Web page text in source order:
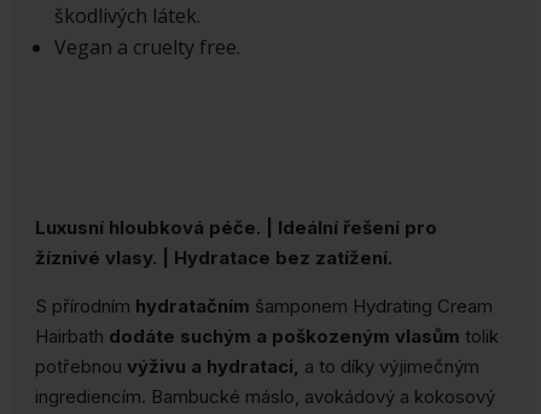
škodlivých látek.
Vegan a cruelty free.
Luxusní hloubková péče. | Ideální řešení pro
žíznivé vlasy. | Hydratace bez zatížení.
S přírodním hydratačním šamponem Hydrating Cream
Hairbath dodáte suchým a poškozeným vlasům tolik
potřebnou výživu a hydrataci, a to díky výjimečným
ingrediencím. Bambucké máslo, avokádový a kokosový